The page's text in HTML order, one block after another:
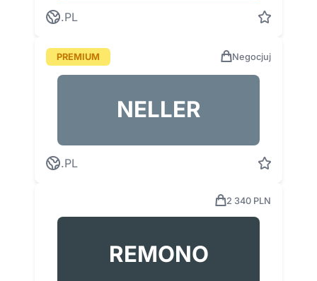
.PL
PREMIUM Negocjuj
NELLER
.PL
2 340 PLN
REMONO